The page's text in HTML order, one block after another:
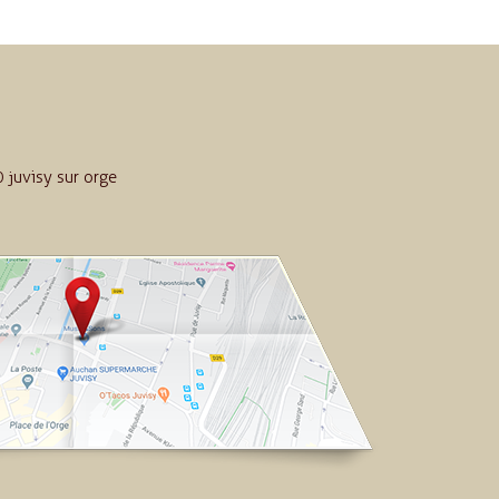
juvisy sur orge